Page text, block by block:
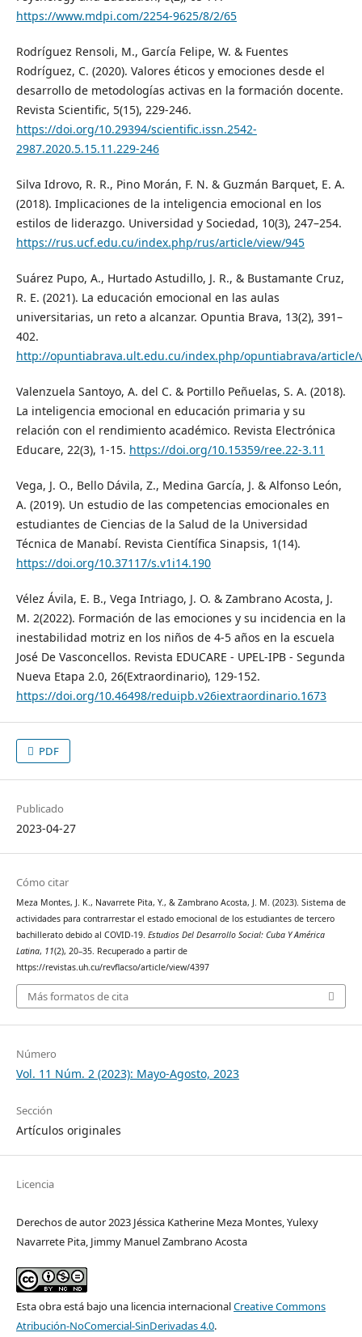
https://www.mdpi.com/2254-9625/8/2/65
Rodríguez Rensoli, M., García Felipe, W. & Fuentes
Rodríguez, C. (2020). Valores éticos y emociones desde el
desarrollo de metodologías activas en la formación docente.
Revista Scientific, 5(15), 229-246.
https://doi.org/10.29394/scientific.issn.2542-
2987.2020.5.15.11.229-246
Silva Idrovo, R. R., Pino Morán, F. N. & Guzmán Barquet, E. A.
(2018). Implicaciones de la inteligencia emocional en los
estilos de liderazgo. Universidad y Sociedad, 10(3), 247–254.
https://rus.ucf.edu.cu/index.php/rus/article/view/945
Suárez Pupo, A., Hurtado Astudillo, J. R., & Bustamante Cruz,
R. E. (2021). La educación emocional en las aulas
universitarias, un reto a alcanzar. Opuntia Brava, 13(2), 391–
402.
http://opuntiabrava.ult.edu.cu/index.php/opuntiabrava/article/
Valenzuela Santoyo, A. del C. & Portillo Peñuelas, S. A. (2018).
La inteligencia emocional en educación primaria y su
relación con el rendimiento académico. Revista Electrónica
Educare, 22(3), 1-15. https://doi.org/10.15359/ree.22-3.11
Vega, J. O., Bello Dávila, Z., Medina García, J. & Alfonso León,
A. (2019). Un estudio de las competencias emocionales en
estudiantes de Ciencias de la Salud de la Universidad
Técnica de Manabí. Revista Científica Sinapsis, 1(14).
https://doi.org/10.37117/s.v1i14.190
Vélez Ávila, E. B., Vega Intriago, J. O. & Zambrano Acosta, J.
M. 2(2022). Formación de las emociones y su incidencia en la
inestabilidad motriz en los niños de 4-5 años en la escuela
José De Vasconcellos. Revista EDUCARE - UPEL-IPB - Segunda
Nueva Etapa 2.0, 26(Extraordinario), 129-152.
https://doi.org/10.46498/reduipb.v26iextraordinario.1673
PDF
Publicado
2023-04-27
Cómo citar
Meza Montes, J. K., Navarrete Pita, Y., & Zambrano Acosta, J. M. (2023). Sistema de
actividades para contrarrestar el estado emocional de los estudiantes de tercero
bachillerato debido al COVID-19. Estudios Del Desarrollo Social: Cuba Y América
Latina, 11(2), 20–35. Recuperado a partir de
https://revistas.uh.cu/revflacso/article/view/4397
Más formatos de cita
Número
Vol. 11 Núm. 2 (2023): Mayo-Agosto, 2023
Sección
Artículos originales
Licencia
Derechos de autor 2023 Jéssica Katherine Meza Montes, Yulexy
Navarrete Pita, Jimmy Manuel Zambrano Acosta
Esta obra está bajo una licencia internacionalCreative Commons
Atribución-NoComercial-SinDerivadas 4.0.